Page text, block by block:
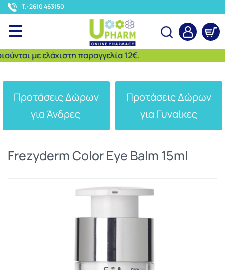
T.: 2610 463150
με ελάχιστη παραγγελία 12€.
Αναζήτηση
Προτάσεις Δώρων
για Άνδρες
Προτάσεις Δώρων
για Γυναίκες
Frezyderm Color Eye Balm 15ml